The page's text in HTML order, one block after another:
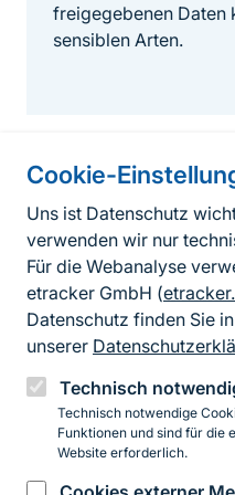
Cookie-
Uns ist Datenschutz
verwenden wir nur
Für die Webanalyse
etracker GmbH (
Datenschutz finden Sie in
unserer
Technisch
Technisch notwendige
Funktionen und sind für die
Website erforderlich.
freigegebenen Daten
sensiblen Arten.
Informationen zur
Fußzeile
Erklärung